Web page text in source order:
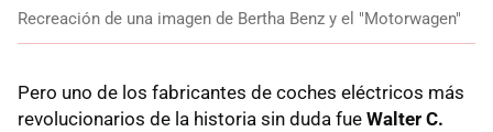
Recreación de una imagen de Bertha Benz y el "Motorwagen"
Pero uno de los fabricantes de coches eléctricos más
revolucionarios de la historia sin duda fue Walter C.